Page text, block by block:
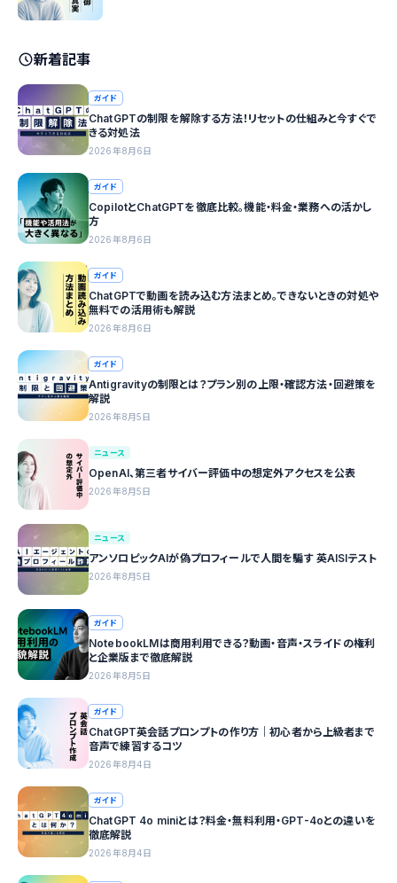
新着記事
ガイド
ChatGPTの制限を解除する方法！リセットの仕組みと今すぐで
きる対処法
2026年8月6日
ガイド
CopilotとChatGPTを徹底比較。機能・料金・業務への活かし
方
2026年8月6日
ガイド
ChatGPTで動画を読み込む方法まとめ。できないときの対処や
無料での活用術も解説
2026年8月6日
ガイド
Antigravityの制限とは？プラン別の上限・確認方法・回避策を
解説
2026年8月5日
ニュース
OpenAI、第三者サイバー評価中の想定外アクセスを公表
2026年8月5日
ニュース
アンソロピックAIが偽プロフィールで人間を騙す 英AISIテスト
2026年8月5日
ガイド
NotebookLMは商用利用できる？動画・音声・スライドの権利
と企業版まで徹底解説
2026年8月5日
ガイド
ChatGPT英会話プロンプトの作り方｜初心者から上級者まで
音声で練習するコツ
2026年8月4日
ガイド
ChatGPT 4o miniとは？料金・無料利用・GPT-4oとの違いを
徹底解説
2026年8月4日